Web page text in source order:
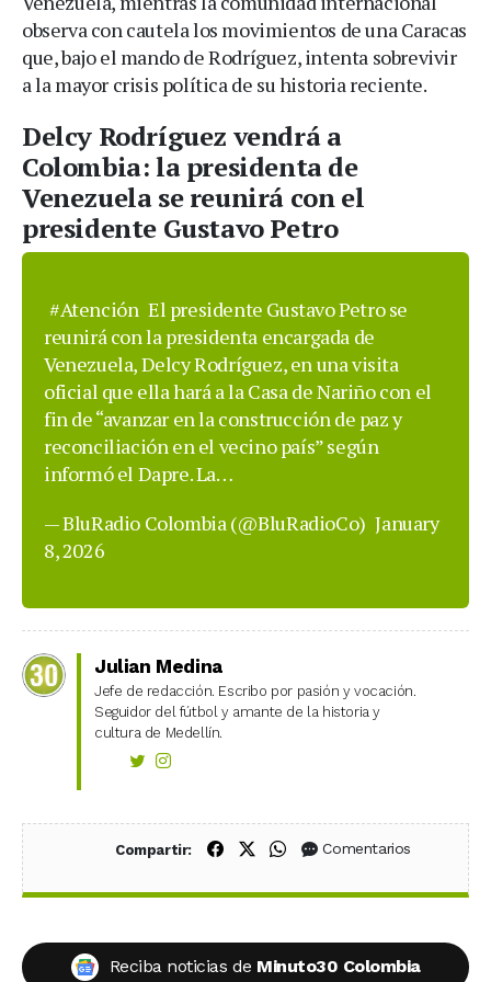
observa con cautela los movimientos de una Caracas
que, bajo el mando de Rodríguez, intenta sobrevivir
a la mayor crisis política de su historia reciente.
Delcy Rodríguez vendrá a
Colombia: la presidenta de
Venezuela se reunirá con el
presidente Gustavo Petro
#Atención El presidente Gustavo Petro se
reunirá con la presidenta encargada de
Venezuela, Delcy Rodríguez, en una visita
oficial que ella hará a la Casa de Nariño con el
fin de “avanzar en la construcción de paz y
reconciliación en el vecino país” según
informó el Dapre. La…
— BluRadio Colombia (@BluRadioCo) January
8, 2026
Julian Medina
Jefe de redacción. Escribo por pasión y vocación.
Seguidor del fútbol y amante de la historia y
cultura de Medellín.
Compartir: Compartir en Facebook
Compartir en X (Twitter)
Compartir en WhatsApp
Comentarios
Reciba noticias de Minuto30 Colombia